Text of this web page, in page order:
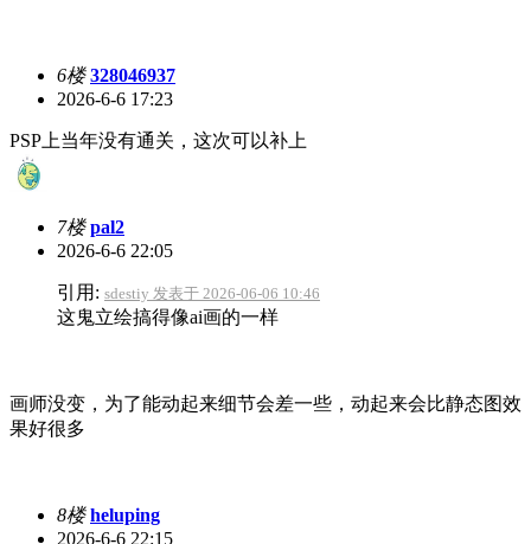
6楼 328046937
2026-6-6 17:23
PSP上当年没有通关，这次可以补上
7楼 pal2
2026-6-6 22:05
引用: sdestiy 发表于 2026-06-06 10:46
这鬼立绘搞得像ai画的一样
画师没变，为了能动起来细节会差一些，动起来会比静态图效
果好很多
8楼 heluping
2026-6-6 22:15